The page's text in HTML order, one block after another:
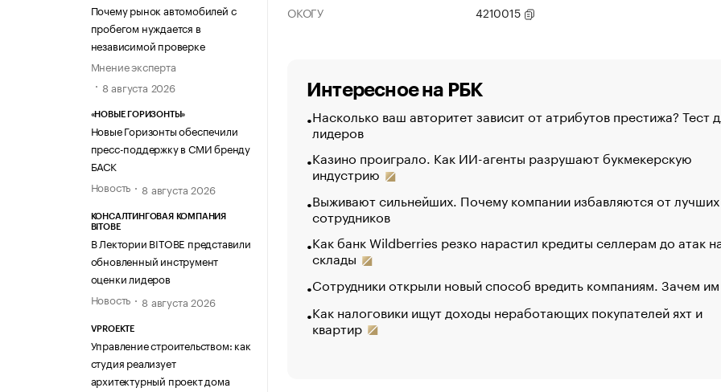
Почему рынок автомобилей с
пробегом нуждается в
независимой проверке
Мнение эксперта
8 августа 2026
«НОВЫЕ ГОРИЗОНТЫ»
Новые Горизонты обеспечили
пресс-поддержку в СМИ бренду
БАСК
Новость
8 августа 2026
КОНСАЛТИНГОВАЯ КОМПАНИЯ
BITOBE
В Лектории BITOBE представили
обновленный инструмент
оценки лидеров
Новость
8 августа 2026
VPROEKTE
Управление строительством: как
студия реализует
архитектурный проект дома
ОКОГУ
4210015
Интересное на РБК
Насколько ваш авторитет зависит от атрибутов престижа? Тест
лидеров
Казино проиграло. Как ИИ-агенты разрушают букмекерскую
индустрию
Выживают сильнейших. Почему компании избавляются от лучших
сотрудников
Как банк Wildberries резко нарастил кредиты селлерам до атак
склады
Сотрудники открыли новый способ вредить компаниям. Зачем
Как налоговики ищут доходы неработающих покупателей яхт и
квартир